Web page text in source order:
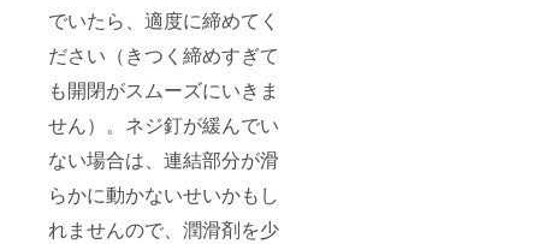
でいたら、適度に締めてく
ださい（きつく締めすぎて
も開閉がスムーズにいきま
せん）。ネジ釘が緩んでい
ない場合は、連結部分が滑
らかに動かないせいかもし
れませんので、潤滑剤を少